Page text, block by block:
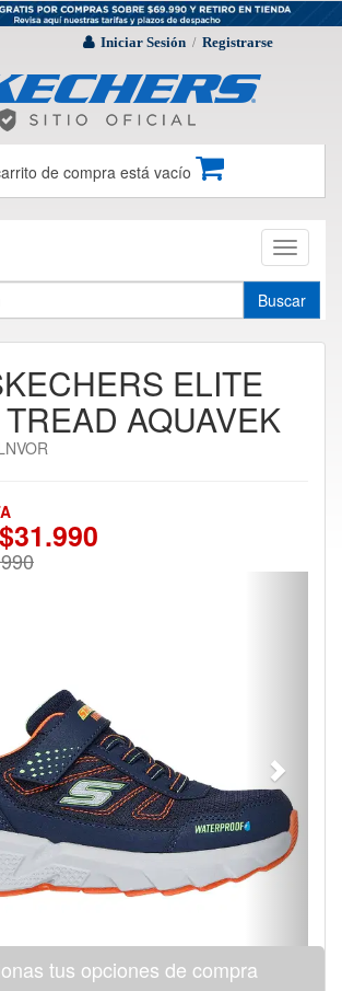
Iniciar Sesión / Registrarse
de compra está vacío
Toggle
Buscar
ELITE
AQUAVEK
$31.990
tus opciones de compra